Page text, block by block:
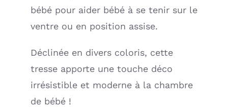
bébé pour aider bébé à se tenir sur le
ventre ou en position assise.
Déclinée en divers coloris, cette
tresse apporte une touche déco
irrésistible et moderne à la chambre
de bébé !